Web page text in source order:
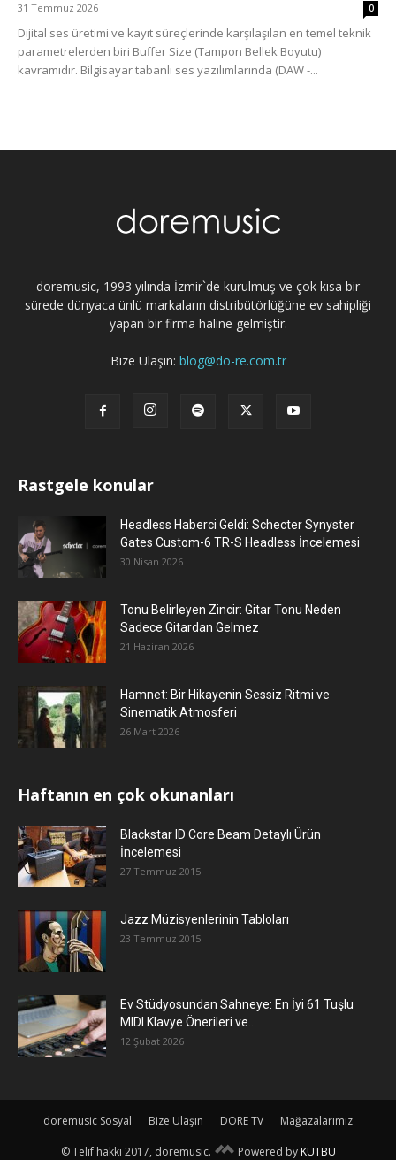
31 Temmuz 2026 0
Dijital ses üretimi ve kayıt süreçlerinde karşılaşılan en temel teknik
parametrelerden biri Buffer Size (Tampon Bellek Boyutu)
kavramıdır. Bilgisayar tabanlı ses yazılımlarında (DAW -...
doremusic, 1993 yılında İzmir`de kurulmuş ve çok kısa bir
sürede dünyaca ünlü markaların distribütörlüğüne ev sahipliği
yapan bir firma haline gelmiştir.
Bize Ulaşın: blog@do-re.com.tr
Rastgele konular
Headless Haberci Geldi: Schecter Synyster
Gates Custom-6 TR-S Headless İncelemesi
30 Nisan 2026
Tonu Belirleyen Zincir: Gitar Tonu Neden
Sadece Gitardan Gelmez
21 Haziran 2026
Hamnet: Bir Hikayenin Sessiz Ritmi ve
Sinematik Atmosferi
26 Mart 2026
Haftanın en çok okunanları
Blackstar ID Core Beam Detaylı Ürün
İncelemesi
27 Temmuz 2015
Jazz Müzisyenlerinin Tabloları
23 Temmuz 2015
Ev Stüdyosundan Sahneye: En İyi 61 Tuşlu
MIDI Klavye Önerileri ve...
12 Şubat 2026
doremusic Sosyal Bize Ulaşın DORE TV Mağazalarımız
© Telif hakkı 2017, doremusic. Powered by KUTBU